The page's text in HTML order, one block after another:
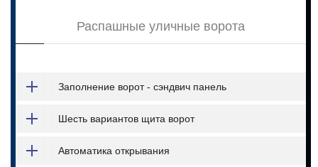
Распашные уличные ворота
Заполнение ворот - сэндвич панель
Шесть вариантов щита ворот
Автоматика открывания